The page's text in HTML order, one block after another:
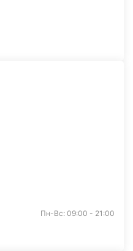
Пн-Вс: 09:00 - 21:00